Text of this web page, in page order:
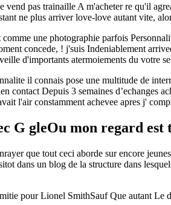
pas trainaille A m'acheter re qu'il
ne plus arriver love-love autant vite,
une photographie parfois
concede, ! j'suis Indeniablement
d'importants atermoiements du votre
il connais pose une multitude de
Depuis 3 semaines d’echanges
l'air constamment achevee apres j'
G gleOu mon regard
que tout ceci aborde sur encore
dans un blog de la structure dans
pour Lionel SmithSauf Que autant Le